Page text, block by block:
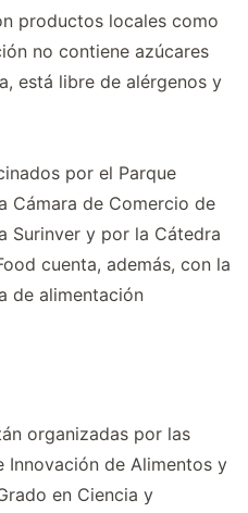
productos locales como
no contiene azúcares
está libre de alérgenos y
por el Parque
Cámara de Comercio de
Surinver y por la Cátedra
cuenta, además, con la
de alimentación
organizadas por las
Innovación de Alimentos y
en Ciencia y